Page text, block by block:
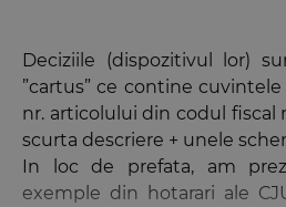
Deciziile (dispozitivul lor)
”cartus” ce contine
nr. articolului din codul fiscal
scurta descriere + unele
In loc de prefata, am
exemple din hotarari ale